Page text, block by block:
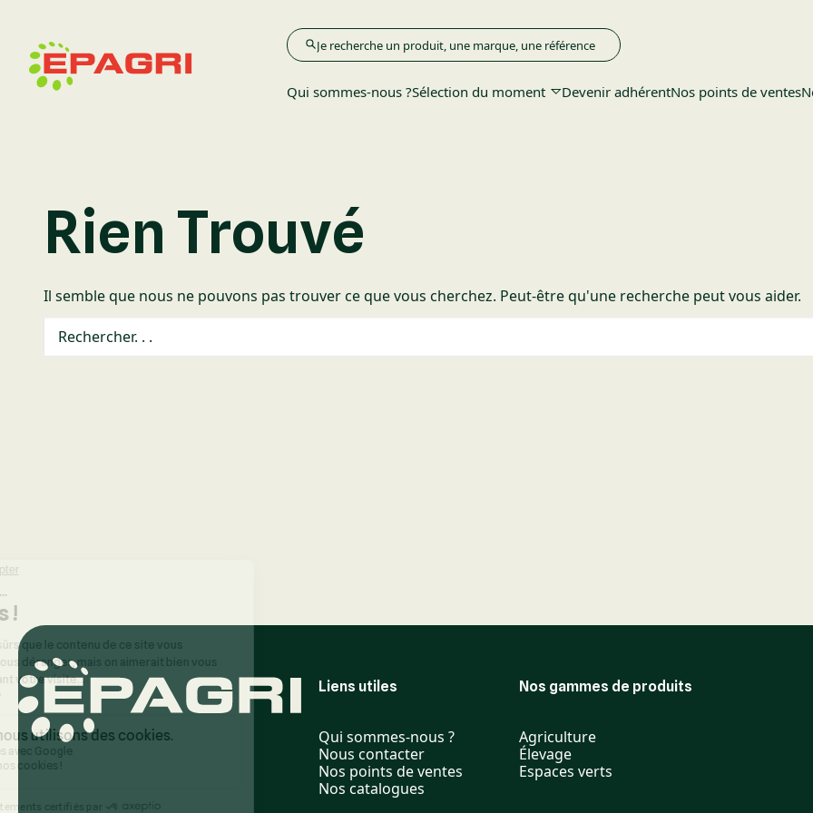
Qui sommes-nous ?Sélection du moment Devenir adhérentNos points de ventes
Agriculture
Élevage
Espace Verts
Rien Trouvé
Il semble que nous ne pouvons pas trouver ce que vous cherchez. Peut-être qu'une recherche peut vous aider.
Liens utiles
Qui sommes-nous ?
Nous contacter
Nos points de ventes
Nos catalogues
Nos gammes de produits
Agriculture
Élevage
Espaces verts